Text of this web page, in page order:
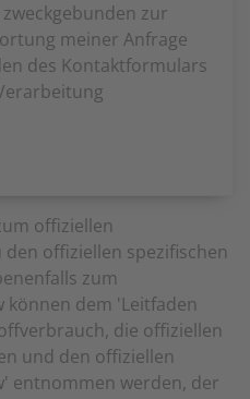
zur
meiner Anfrage
des Kontaktformulars
offiziellen
offiziellen spezifischen
zum
dem 'Leitfaden
die offiziellen
und den offiziellen
entnommen werden, der